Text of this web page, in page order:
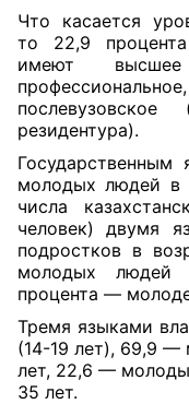
Что касается
то 22,9
имеют
послевузовское
резидентура).
молодых людей в
числа
человек) двумя
подростков в
молодых людей
процента —
Тремя языками
(14-19 лет), 69,9
лет, 22,6 —
35 лет.